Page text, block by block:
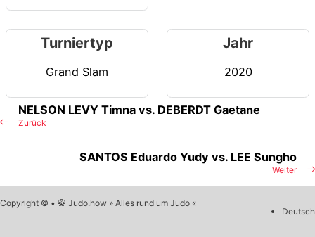
Turniertyp
Grand Slam
Jahr
2020
Zurück
NELSON LEVY Timna vs. DEBERDT Gaetane
Weiter
SANTOS Eduardo Yudy vs. LEE Sungho
Copyright © • 🥋 Judo.how » Alles rund um Judo «
Deutsch